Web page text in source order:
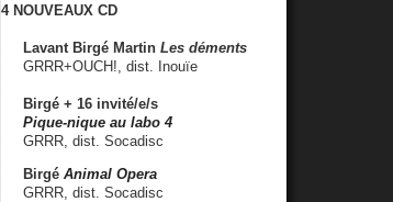
4 NOUVEAUX CD
Lavant Birgé Martin Les déments
GRRR+OUCH!, dist. Inouïe
Birgé + 16 invité/e/s
Pique-nique au labo 4
GRRR, dist. Socadisc
Birgé Animal Opera
GRRR, dist. Socadisc